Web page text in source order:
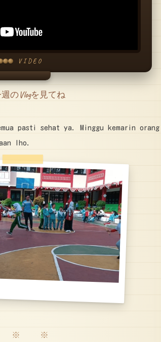
VIDEO
のVlogを見てね
pasti sehat ya. Minggu kemarin orang
lho.
※ ※